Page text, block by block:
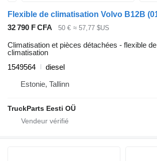
32 790 F CFA 50 € ≈ 57,77 $US
Climatisation et pièces détachées - flexible de
climatisation
1549564
diesel
Estonie, Tallinn
TruckParts Eesti OÜ